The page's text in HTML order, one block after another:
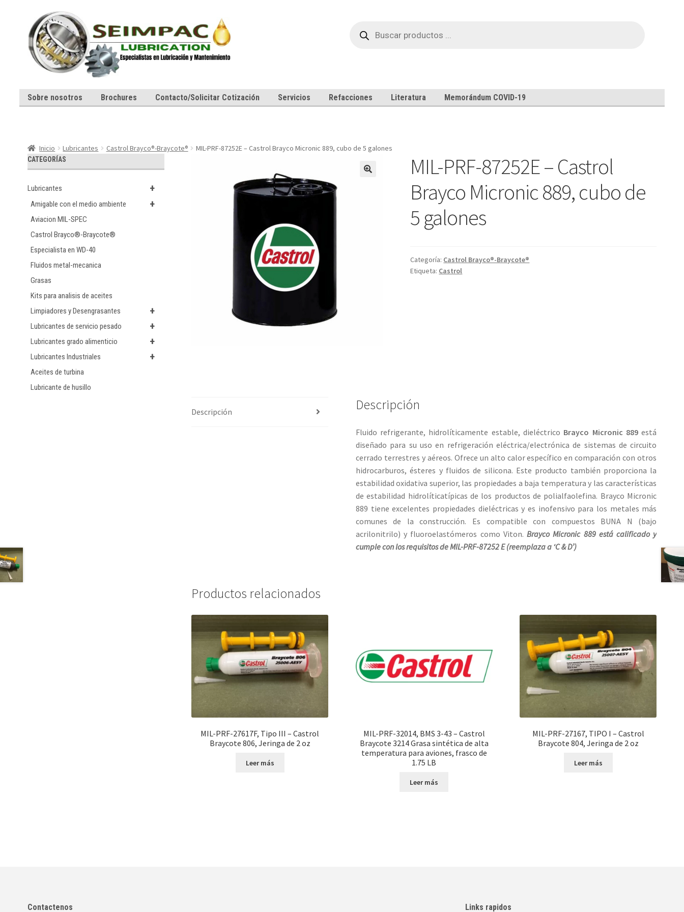
a
la
navegación
al
contenido
productos
Sobre nosotros Brochures Contacto/Solicitar Cotización Servicios Refacciones Literatura Memorándum COVID-19
Inicio Lubricantes Castrol Brayco®-Braycote® MIL-PRF-87252E – Castrol Brayco Micronic 889, cubo de 5 galones
MIL-PRF-87252E – Castrol
Brayco Micronic 889, cubo de
5 galones
Categoría: Castrol Brayco®-Braycote®
Etiqueta: Castrol
Descripción Descripción
Fluido refrigerante, hidrolíticamente estable, dieléctrico Brayco Micronic 889está
diseñado para su uso en refrigeración eléctrica/electrónica de sistemas de circuito
cerrado terrestres y aéreos. Ofrece un alto calor específico en comparación con otros
hidrocarburos, ésteres y fluidos de silicona. Este producto también proporciona la
estabilidad oxidativa superior, las propiedades a baja temperatura y las características
de estabilidad hidrolíticatípicas de los productos de polialfaolefina. Brayco Micronic
889 tiene excelentes propiedades dieléctricas y es inofensivo para los metales más
comunes de la construcción. Es compatible con compuestos BUNA N (bajo
acrilonitrilo) y fluoroelastómeros como Viton.Brayco Micronic 889 está calificado y
cumple con los requisitos de MIL-PRF-87252E (reemplaza a ‘C & D’)
Productos relacionados
MIL-PRF-27617F, Tipo III – Castrol
Braycote 806, Jeringa de 2 oz
Leer más
MIL-PRF-32014, BMS 3-43 – Castrol
Braycote 3214 Grasa sintética de alta
temperatura para aviones, frasco de
1.75 LB
Leer más
MIL-PRF-27167, TIPO I – Castrol
Braycote 804, Jeringa de 2 oz
Leer más
CATEGORÍAS
+
Lubricantes
+
Amigable con el medio ambiente
Aviacion MIL-SPEC
Castrol Brayco®-Braycote®
Especialista en WD-40
Fluidos metal-mecanica
Grasas
Kits para analisis de aceites
+
Limpiadores y Desengrasantes
+
Lubricantes de servicio pesado
+
Lubricantes grado alimenticio
+
Lubricantes Industriales
Aceites de turbina
Lubricante de husillo
Contactenos Links rapidos